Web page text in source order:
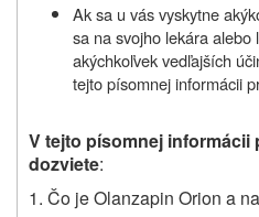
Ak sa u vás vyskytne
sa na svojho lekára alebo
akýchkoľvek vedľajších
tejto písomnej informácii
V tejto písomnej informácii
dozviete:
1. Čo je Olanzapin Orion a